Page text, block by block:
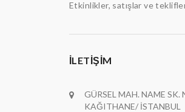
Etkinlikler, satışlar ve
İLETIŞIM
GÜRSEL MAH. NAME
KAĞITHANE/ İSTANBUL